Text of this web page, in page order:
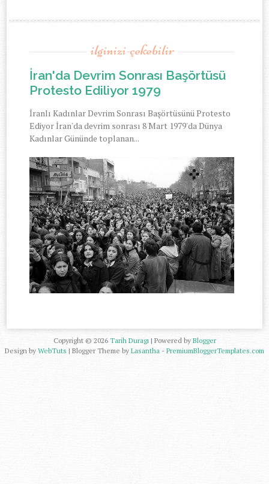
ilginizi-çekebilir
İran'da Devrim Sonrası Başörtüsü
Protesto Ediliyor 1979
İranlı Kadınlar Devrim Sonrası Başörtüsünü Protesto
Ediyor İran'da devrim sonrası 8 Mart 1979'da Dünya
Kadınlar Gününde toplanan...
Copyright © 2026 Tarih Duragı| Powered by Blogger
Design by WebTuts | Blogger Theme by Lasantha - PremiumBloggerTemplates.com